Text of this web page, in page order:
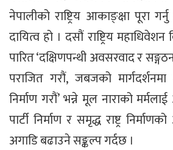
नेपालीको राष्ट्रिय आकाङ्क्षा पूरा
दायित्व हो । दसौं राष्ट्रिय
पारित ‘दक्षिणपन्थी अवसरवाद र
पराजित गरौं, जबजको
निर्माण गरौं’ भन्ने मूल नाराको
पार्टी निर्माण र समृद्ध राष्ट्र
अगाडि बढाउने सङ्कल्प गर्दछ ।